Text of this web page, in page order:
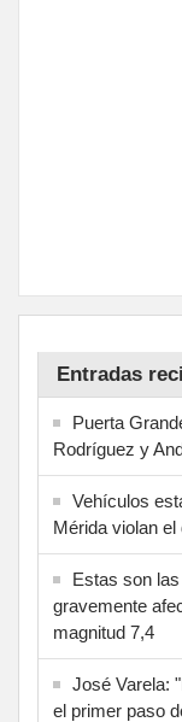
Entradas
Puerta
Rodríguez y
Vehículos
Mérida violan
Estas son
gravemente
magnitud 7,4
José Varela:
el primer paso